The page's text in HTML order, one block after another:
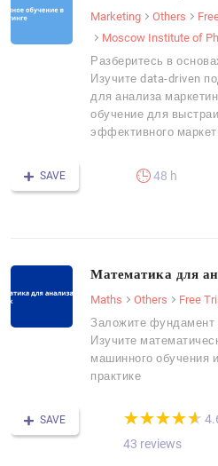
Marketing Others
Moscow Institute of
Разберитесь в
Изучите data-driven
для анализа
обучение для
эффективного
SAVE 48 h
Математика для
Maths Others Free
Заложите фундамент
Изучите
машинного обучения
практике
SAVE (*)
★
★
(*)★
★
(*) ★
★
(*) ★
★
(*) ★
★
43 reviews